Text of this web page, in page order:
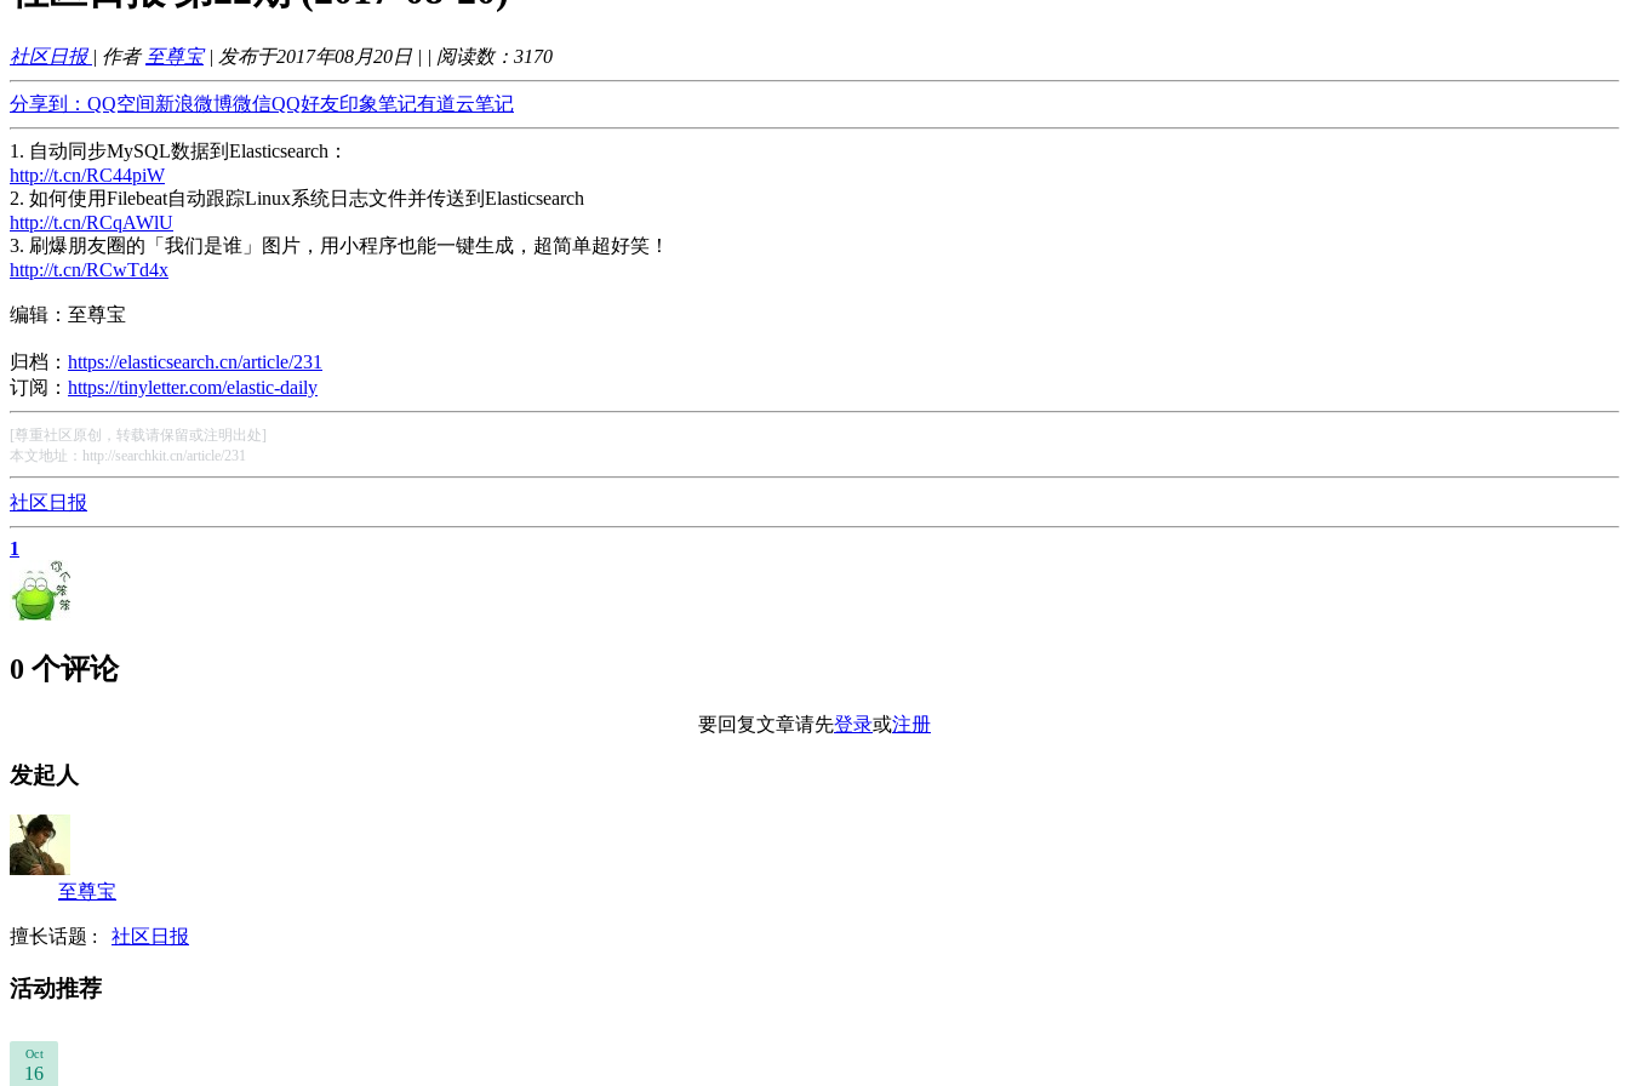
社区日报 | 作者 至尊宝 | 发布于2017年08月20日 | | 阅读数： 3170
分享到： QQ空间新浪微博微信QQ好友印象笔记有道云笔记
1. 自动同步MySQL数据到Elasticsearch：
http://t.cn/RC44piW
2. 如何使用Filebeat自动跟踪Linux系统日志文件并传送到Elasticsearch
http://t.cn/RCqAWlU
3. 刷爆朋友圈的「我们是谁」图片，用小程序也能一键生成，超简单超好笑！
http://t.cn/RCwTd4x
编辑：至尊宝
归档： https://elasticsearch.cn/article/231
订阅： https://tinyletter.com/elastic-daily
[尊重社区原创，转载请保留或注明出处]
本文地址：http://searchkit.cn/article/231
社区日报
1
0 个评论
要回复文章请先登录或注册
发起人
至尊宝
擅长话题 : 社区日报
活动推荐
Oct
16